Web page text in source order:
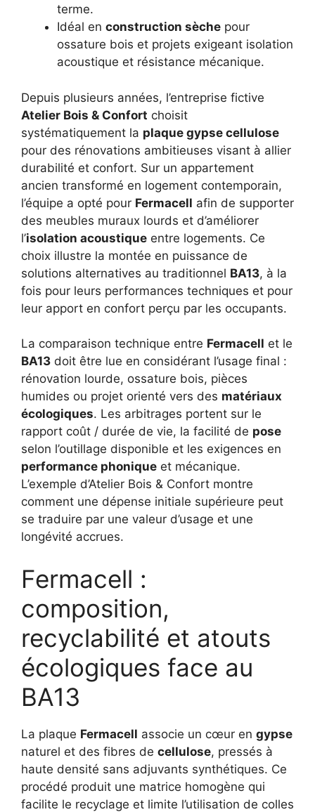
terme.
Idéal en construction sèche pour
ossature bois et projets exigeant isolation
acoustique et résistance mécanique.
Depuis plusieurs années, l’entreprise fictive
Atelier Bois & Confort choisit
systématiquement la plaque gypse cellulose
pour des rénovations ambitieuses visant à allier
durabilité et confort. Sur un appartement
ancien transformé en logement contemporain,
l’équipe a opté pour Fermacell afin de supporter
des meubles muraux lourds et d’améliorer
l’isolation acoustique entre logements. Ce
choix illustre la montée en puissance de
solutions alternatives au traditionnel BA13, à la
fois pour leurs performances techniques et pour
leur apport en confort perçu par les occupants.
La comparaison technique entre Fermacell et le
BA13 doit être lue en considérant l’usage final :
rénovation lourde, ossature bois, pièces
humides ou projet orienté vers des matériaux
écologiques. Les arbitrages portent sur le
rapport coût / durée de vie, la facilité de pose
selon l’outillage disponible et les exigences en
performance phonique et mécanique.
L’exemple d’Atelier Bois & Confort montre
comment une dépense initiale supérieure peut
se traduire par une valeur d’usage et une
longévité accrues.
Fermacell :
composition,
recyclabilité et atouts
écologiques face au
BA13
La plaque Fermacell associe un cœur en gypse
naturel et des fibres de cellulose, pressés à
haute densité sans adjuvants synthétiques. Ce
procédé produit une matrice homogène qui
facilite le recyclage et limite l’utilisation de colles